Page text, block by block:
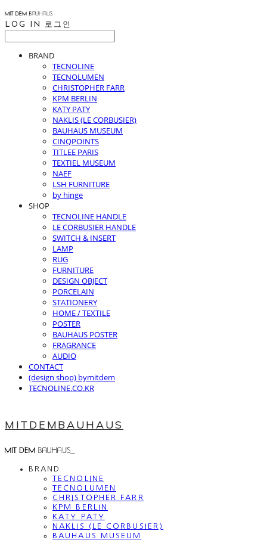
LOG IN 로그인
BRAND
TECNOLINE
TECNOLUMEN
CHRISTOPHER FARR
KPM BERLIN
KATY PATY
NAKLIS (LE CORBUSIER)
BAUHAUS MUSEUM
CINQPOINTS
TITLEE PARIS
TEXTIEL MUSEUM
NAEF
LSH FURNITURE
by hinge
SHOP
TECNOLINE HANDLE
LE CORBUSIER HANDLE
SWITCH & INSERT
LAMP
RUG
FURNITURE
DESIGN OBJECT
PORCELAIN
STATIONERY
HOME / TEXTILE
POSTER
BAUHAUS POSTER
FRAGRANCE
AUDIO
CONTACT
(design shop) bymitdem
TECNOLINE.CO.KR
MITDEMBAUHAUS
BRAND
TECNOLINE
TECNOLUMEN
CHRISTOPHER FARR
KPM BERLIN
KATY PATY
NAKLIS (LE CORBUSIER)
BAUHAUS MUSEUM